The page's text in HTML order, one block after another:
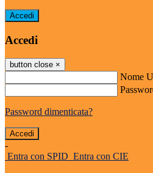
Accedi
Accedi
button close ×
Nome
Password dimenticata?
-
Entra con SPID Entra con CIE